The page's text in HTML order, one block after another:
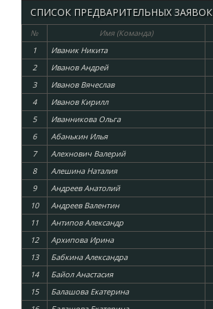
СПИСОК ПРЕДВАРИТЕЛЬНЫХ ЗАЯВОК
№ Имя (Команда)
1
Иваник Никита
2
Иванов Андрей
3
Иванов Вячеслав
4
Иванов Кирилл
5
Иванникова Ольга
6
Абанькин Илья
7
Алехнович Валерий
8
Алешина Наталия
9
Андреев Анатолий
10
Андреев Валентин
11
Антипов Александр
12
Архипова Ирина
13
Бабкина Александра
14
Байол Анастасия
15
Балашова Екатерина